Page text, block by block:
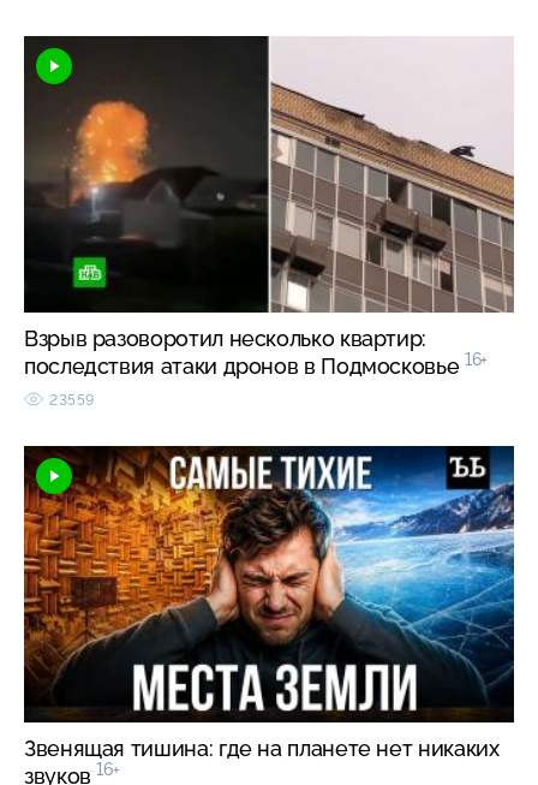
Взрыв разоворотил несколько квартир:
последствия атаки дронов в Подмосковье 16+
23559
Звенящая тишина: где на планете нет никаких
звуков 16+